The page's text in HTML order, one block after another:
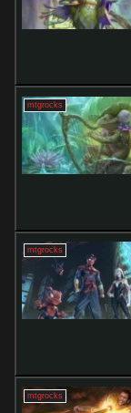
mtgrocks
mtgrocks
mtgrocks